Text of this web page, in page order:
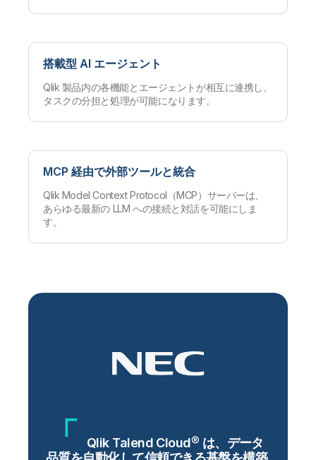
搭載型 AI エージェント
Qlik 製品内の各機能とエージェントが相互に連携し、
タスクの分担と処理が可能になります。
MCP 経由で外部ツールと統合
Qlik Model Context Protocol（MCP）サーバーは、
あらゆる最新の LLM への接続と対話を可能にしま
す。
Qlik Talend Cloud® は、データ